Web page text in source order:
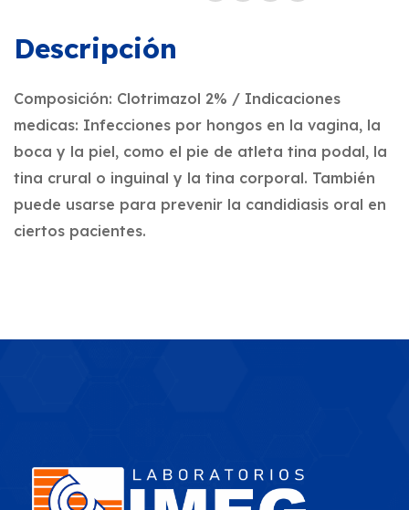
Descripción
Composición: Clotrimazol 2% / Indicaciones
medicas: Infecciones por hongos en la vagina, la
boca y la piel, como el pie de atleta tina podal, la
tina crural o inguinal y la tina corporal. También
puede usarse para prevenir la candidiasis oral en
ciertos pacientes.